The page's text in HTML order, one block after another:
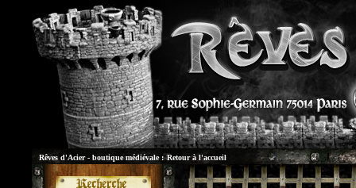
Rêves d'Acier - boutique médiévale : Retour à l'accueil